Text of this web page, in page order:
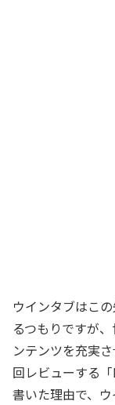
ウインタブはこ
るつもりですが
ンテンツを充実
回レビューする
書いた理由で、